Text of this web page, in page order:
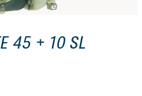
45 + 10 SL